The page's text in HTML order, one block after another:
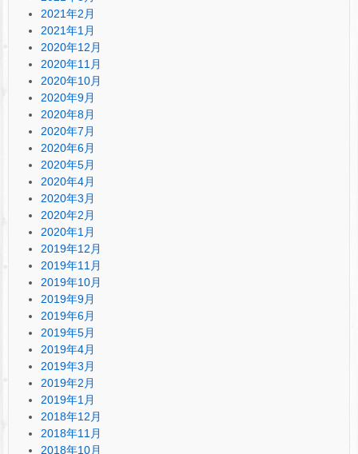
2021年2月
2021年1月
2020年12月
2020年11月
2020年10月
2020年9月
2020年8月
2020年7月
2020年6月
2020年5月
2020年4月
2020年3月
2020年2月
2020年1月
2019年12月
2019年11月
2019年10月
2019年9月
2019年6月
2019年5月
2019年4月
2019年3月
2019年2月
2019年1月
2018年12月
2018年11月
2018年10月